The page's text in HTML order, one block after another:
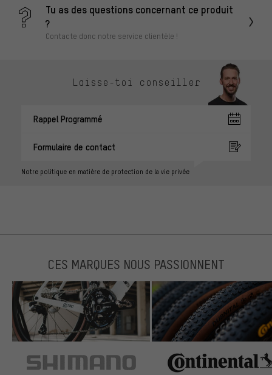
Tu as des questions concernant ce produit
?
Contacte donc notre service clientèle !
Laisse-toi conseiller
Rappel Programmé
Formulaire de contact
Notre politique en matière de protection de la vie privée
CES MARQUES NOUS PASSIONNENT